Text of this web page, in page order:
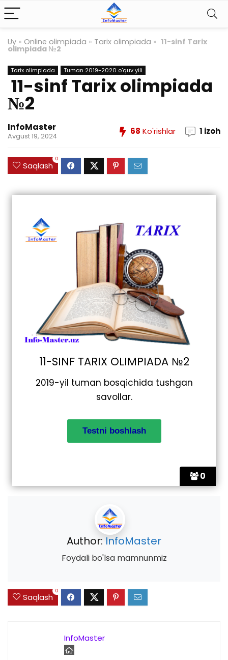
Uy » Online olimpiada » Tarix olimpiada » 11-sinf Tarix
olimpiada №2
Tarix olimpiada Tuman 2019-2020 o'quv yili
11-sinf Tarix olimpiada
№2
InfoMaster
Avgust 19, 2024 68 Ko'rishlar 1 izoh
Saqlash
0
0
11-SINF TARIX OLIMPIADA №2
2019-yil tuman bosqichida tushgan
savollar.
Author: InfoMaster
Foydali bo'lsa mamnunmiz
Saqlash
0
InfoMaster